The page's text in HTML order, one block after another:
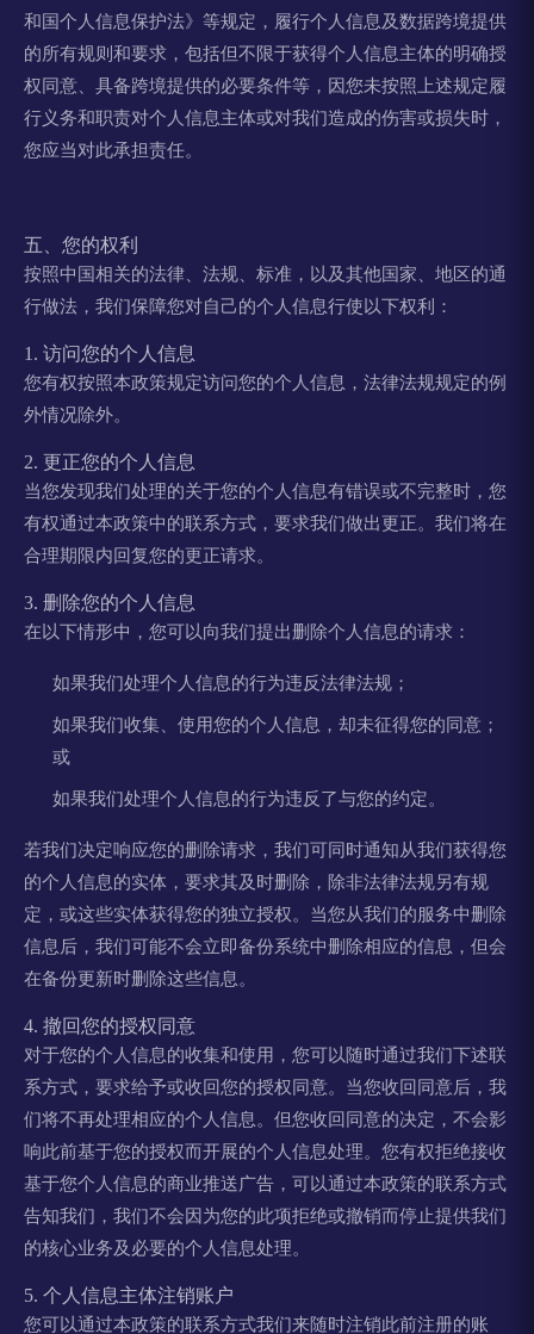
和国个人信息保护法》等规定，履行个人信息及数据跨境提供
的所有规则和要求，包括但不限于获得个人信息主体的明确授
权同意、具备跨境提供的必要条件等，因您未按照上述规定履
行义务和职责对个人信息主体或对我们造成的伤害或损失时，
您应当对此承担责任。
五、您的权利
按照中国相关的法律、法规、标准，以及其他国家、地区的通
行做法，我们保障您对自己的个人信息行使以下权利：
1. 访问您的个人信息
您有权按照本政策规定访问您的个人信息，法律法规规定的例
外情况除外。
2. 更正您的个人信息
当您发现我们处理的关于您的个人信息有错误或不完整时，您
有权通过本政策中的联系方式，要求我们做出更正。我们将在
合理期限内回复您的更正请求。
3. 删除您的个人信息
在以下情形中，您可以向我们提出删除个人信息的请求：
如果我们处理个人信息的行为违反法律法规；
如果我们收集、使用您的个人信息，却未征得您的同意；
或
如果我们处理个人信息的行为违反了与您的约定。
若我们决定响应您的删除请求，我们可同时通知从我们获得您
的个人信息的实体，要求其及时删除，除非法律法规另有规
定，或这些实体获得您的独立授权。当您从我们的服务中删除
信息后，我们可能不会立即备份系统中删除相应的信息，但会
在备份更新时删除这些信息。
4. 撤回您的授权同意
对于您的个人信息的收集和使用，您可以随时通过我们下述联
系方式，要求给予或收回您的授权同意。当您收回同意后，我
们将不再处理相应的个人信息。但您收回同意的决定，不会影
响此前基于您的授权而开展的个人信息处理。您有权拒绝接收
基于您个人信息的商业推送广告，可以通过本政策的联系方式
告知我们，我们不会因为您的此项拒绝或撤销而停止提供我们
的核心业务及必要的个人信息处理。
5. 个人信息主体注销账户
您可以通过本政策的联系方式我们来随时注销此前注册的账